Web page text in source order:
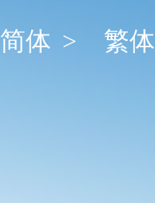
简体 > 繁体